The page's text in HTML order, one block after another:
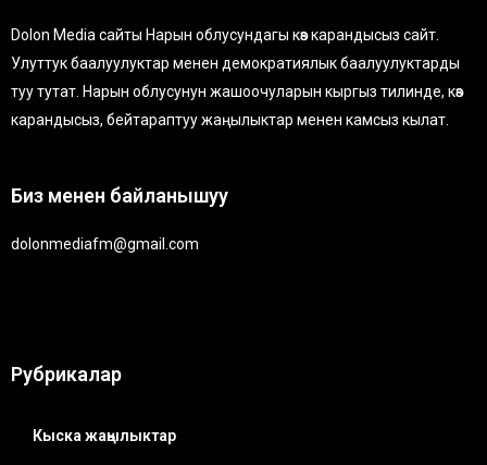
Dolon Media сайты Нарын облусундагы көз карандысыз сайт.
Улуттук баалуулуктар менен демократиялык баалуулуктарды
туу тутат. Нарын облусунун жашоочуларын кыргыз тилинде, көз
карандысыз, бейтараптуу жаңылыктар менен камсыз кылат.
Биз менен байланышуу
dolonmediafm@gmail.com
Рубрикалар
Кыска жаңылыктар